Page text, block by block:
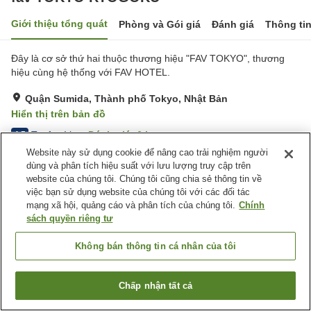
Giới thiệu tổng quát Phòng và Gói giá Đánh giá Thông
Đây là cơ sở thứ hai thuộc thương hiệu "FAV TOKYO", thương
hiệu cùng hệ thống với FAV HOTEL.
Quận Sumida, Thành phố Tokyo, Nhật Bản
Hiển thị trên bản đồ
4.5 Tuyệt vời Đánh giá:6lượt
Tiện nghi chỗ nghỉ
Giặt ủi miễn phí
Trang chủ Nhật Bản Thành phố Tokyo
Quận Sumida
fav TOKYO RYOGOKU
Tìm phòng trống
Website này sử dụng cookie để nâng cao trải nghiệm người
dùng và phân tích hiệu suất với lưu lượng truy cập trên
website của chúng tôi. Chúng tôi cũng chia sẻ thông tin về
việc bạn sử dụng website của chúng tôi với các đối tác
mạng xã hội, quảng cáo và phân tích của chúng tôi. Chính
sách quyền riêng tư
Không bán thông tin cá nhân của tôi
Chấp nhận tất cả